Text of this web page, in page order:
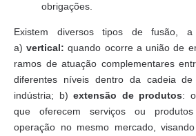
obrigações.
Existem diversos tipos de fusão, a
a)vertical: quando ocorre a união de
ramos de atuação complementares
diferentes níveis dentro da cadeia
indústria; b)extensão de produtos:
que oferecem serviços ou
operação no mesmo mercado,